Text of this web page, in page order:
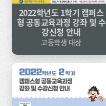
2022학년도 1학기 캠퍼스
형 공동교육과정 강좌 및 수
강신청 안내
고등학생 대상